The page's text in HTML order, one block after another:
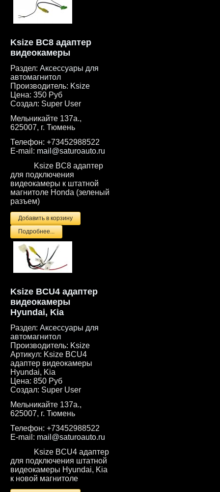
Ksize BC8 адаптер
видеокамеры
Раздел:Аксессуары для
автомагнитол
Производитель: Ksize
Цена:350 Руб
Создал: Super User
Мельникайте 137а.,
625007, г. Тюмень
Телефон:+73452988522
E-mail: mail@saturoauto.ru
Ksize BC8 адаптер
для подключения
видеокамеры к штатной
магнитоле Honda (зеленый
разъем)
Подробнее...
Ksize BCU4 адаптер
видеокамеры
Hyundai, Kia
Раздел:Аксессуары для
автомагнитол
Производитель: Ksize
Артикул: Ksize BCU4
адаптер видеокамеры
Hyundai, Kia
Цена:850 Руб
Создал: Super User
Мельникайте 137а.,
625007, г. Тюмень
Телефон:+73452988522
E-mail: mail@saturoauto.ru
Ksize BCU4 адаптер
для подключения штатной
видеокамеры Hyundai, Kia
к новой магнитоле